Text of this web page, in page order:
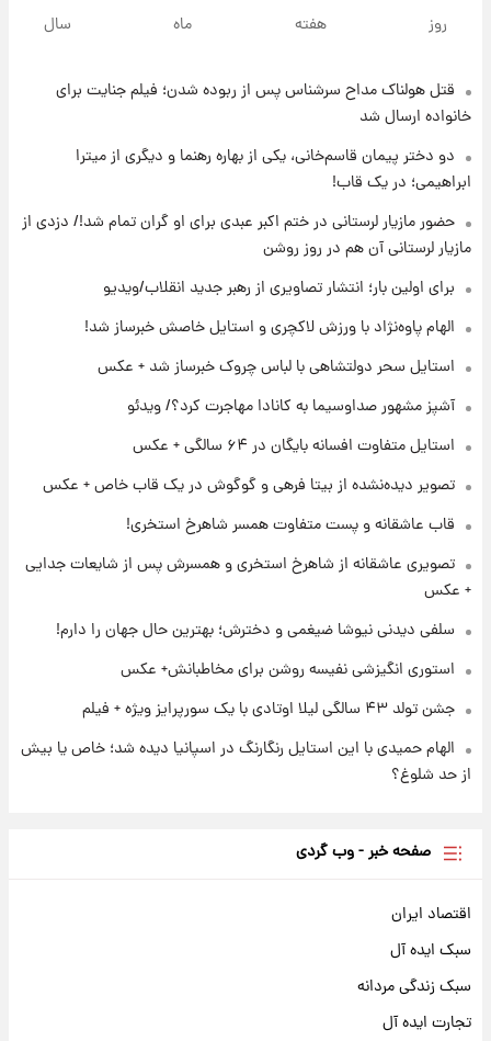
۱۹ ساعت پیش
لیونل مسی عزادار شد! + جزئیات
۲۳ ساعت پیش
لحظه برخورد رعد و برق به ساختمان مرکز تجارت
جهانی در آمریکا + فیلم
۲۳ ساعت پیش
برای اولین بار؛ انتشار تصاویری از رهبر جدید
انقلاب/ویدیو
تصاویر عمامه بستن به شیوه خاتمی/ویدیو
روز هفته ماه سال
قتل هولناک مداح سرشناس پس از ربوده شدن؛ فیلم جنایت برای
خانواده ارسال شد
دو دختر پیمان قاسم‌خانی، یکی از بهاره رهنما و دیگری از میترا
ابراهیمی؛ در یک قاب!
حضور مازیار لرستانی در ختم اکبر عبدی برای او گران تمام شد!/ دزدی از
مازیار لرستانی آن هم در روز روشن
برای اولین بار؛ انتشار تصاویری از رهبر جدید انقلاب/ویدیو
الهام پاوه‌نژاد با ورزش لاکچری و استایل خاصش خبرساز شد!
استایل سحر دولتشاهی با لباس چروک خبرساز شد + عکس
آشپز مشهور صداوسیما به کانادا مهاجرت کرد؟/ ویدئو
استایل متفاوت افسانه بایگان در ۶۴ سالگی + عکس
تصویر دیده‌نشده از بیتا فرهی و گوگوش در یک قاب خاص + عکس
قاب عاشقانه و پست متفاوت همسر شاهرخ استخری!
تصویری عاشقانه از شاهرخ استخری و همسرش پس از شایعات جدایی
+ عکس
سلفی دیدنی نیوشا ضیغمی و دخترش؛ بهترین حال جهان را دارم!
استوری انگیزشی نفیسه روشن برای مخاطبانش+ عکس
جشن تولد ۴۳ سالگی لیلا اوتادی با یک سورپرایز ویژه + فیلم
الهام حمیدی با این استایل رنگارنگ در اسپانیا دیده شد؛ خاص یا بیش
از حد شلوغ؟
صفحه خبر - وب گردی
اقتصاد ایران
سبک ایده آل
سبک زندگی مردانه
تجارت ایده آل